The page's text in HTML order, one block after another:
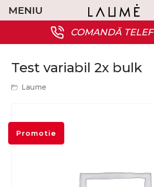
COMANDĂ
Test variabil 2x bulk
Laume
Promotie